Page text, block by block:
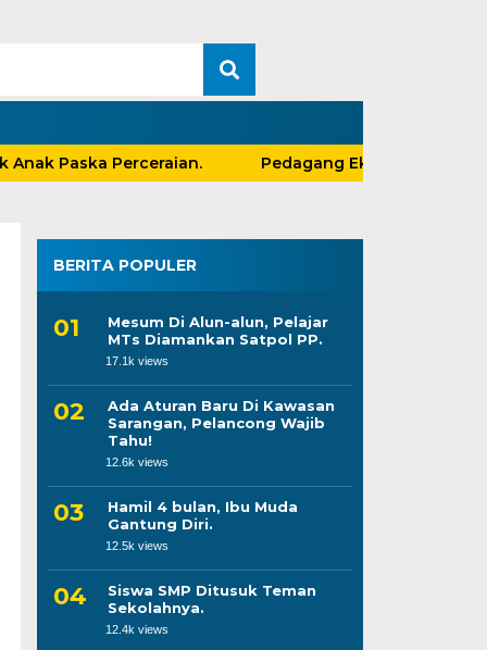
Paska Perceraian. Pedagang Eks Stadion
BERITA POPULER
Mesum Di Alun-alun, Pelajar
MTs Diamankan Satpol PP.
17.1k views
Ada Aturan Baru Di Kawasan
Sarangan, Pelancong Wajib
Tahu!
12.6k views
Hamil 4 bulan, Ibu Muda
Gantung Diri.
12.5k views
Siswa SMP Ditusuk Teman
Sekolahnya.
12.4k views